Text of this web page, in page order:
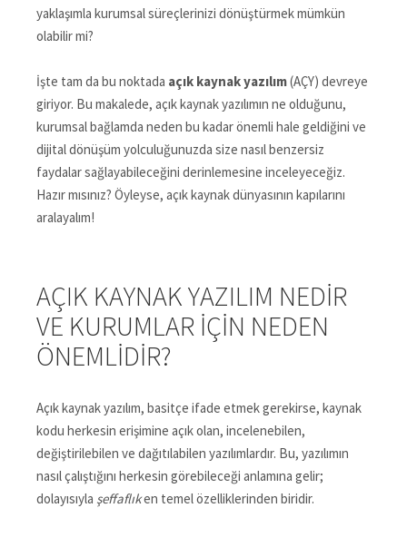
yaklaşımla kurumsal süreçlerinizi dönüştürmek mümkün
olabilir mi?
İşte tam da bu noktada açık kaynak yazılım(AÇY) devreye
giriyor. Bu makalede, açık kaynak yazılımın ne olduğunu,
kurumsal bağlamda neden bu kadar önemli hale geldiğini ve
dijital dönüşüm yolculuğunuzda size nasıl benzersiz
faydalar sağlayabileceğini derinlemesine inceleyeceğiz.
Hazır mısınız? Öyleyse, açık kaynak dünyasının kapılarını
aralayalım!
AÇIK KAYNAK YAZILIM NEDIR
VE KURUMLAR İÇIN NEDEN
ÖNEMLIDIR?
Açık kaynak yazılım, basitçe ifade etmek gerekirse, kaynak
kodu herkesin erişimine açık olan, incelenebilen,
değiştirilebilen ve dağıtılabilen yazılımlardır. Bu, yazılımın
nasıl çalıştığını herkesin görebileceği anlamına gelir;
dolayısıyla şeffaflıken temel özelliklerinden biridir.